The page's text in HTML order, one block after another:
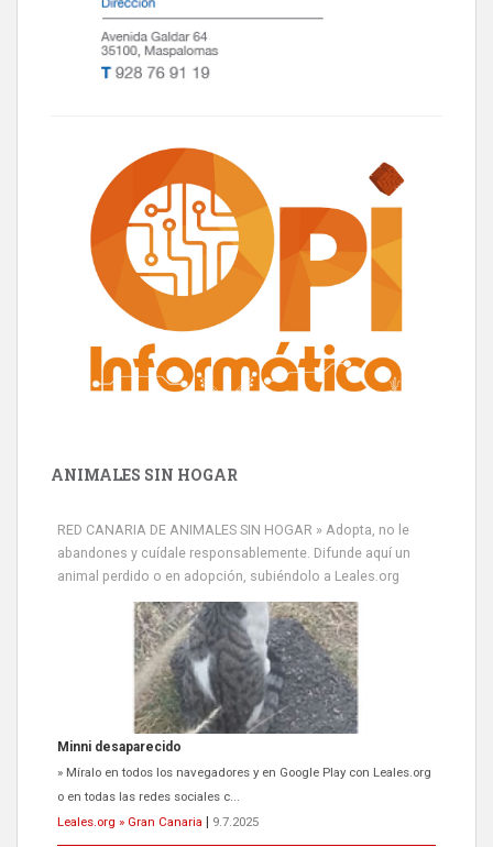
ANIMALES SIN HOGAR
RED CANARIA DE ANIMALES SIN HOGAR » Adopta, no le
abandones y cuídale responsablemente. Difunde aquí un
animal perdido o en adopción, subiéndolo a Leales.org
Siami Perdida
Se llama Siami,es hembra de 4 años,esterilizada con marca de
oreja,cariñosa,mimosa pero miedosa,e...
Leales.org » Gran Canaria
9.7.2025